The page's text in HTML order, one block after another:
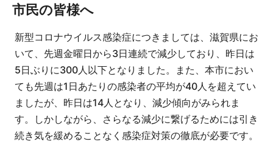
市民の皆様へ
新型コロナウイルス感染症につきましては、滋賀県にお
いて、先週金曜日から3日連続で減少しており、昨日は
5日ぶりに300人以下となりました。また、本市におい
ても先週は1日あたりの感染者の平均が40人を超えてい
ましたが、昨日は14人となり、減少傾向がみられま
す。しかしながら、さらなる減少に繋げるためには引き
続き気を緩めることなく感染症対策の徹底が必要です。